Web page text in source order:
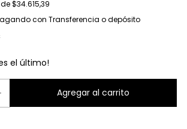
$34.615,39
con Transferencia o depósito
el último!